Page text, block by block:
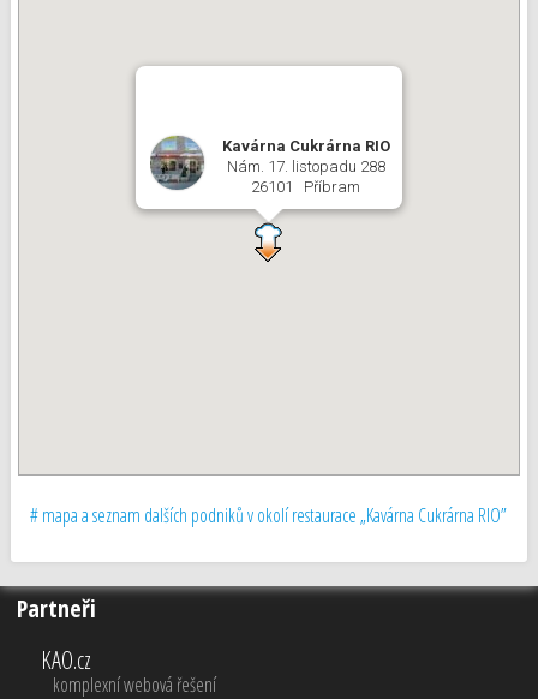
Kavárna Cukrárna RIO
Nám. 17. listopadu 288
26101 Příbram
# mapa a seznam dalších podniků v okolí restaurace „Kavárna Cukrárna RIO”
Partneři
KAO.cz
komplexní webová řešení